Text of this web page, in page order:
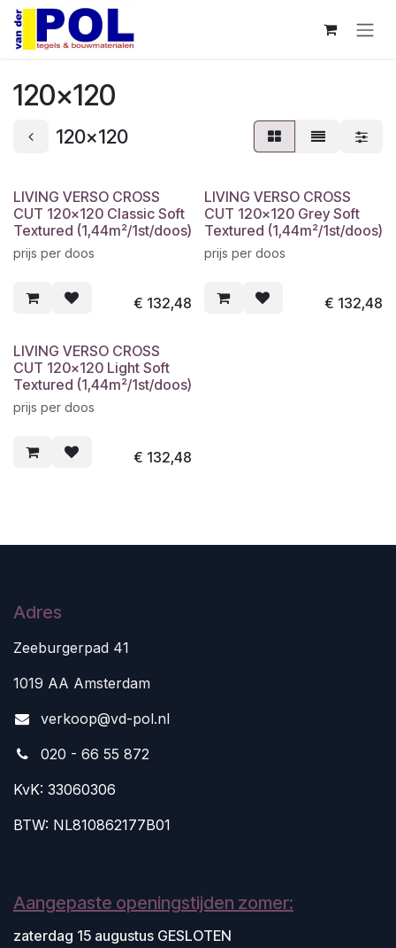
Overslaan naar inhoud
120x120
120x120
LIVING VERSO CROSS
CUT 120x120 Classic Soft
Textured (1,44m²/1st/doos)
prijs per doos
€ 132,48
LIVING VERSO CROSS
CUT 120x120 Grey Soft
Textured (1,44m²/1st/doos)
prijs per doos
€ 132,48
LIVING VERSO CROSS
CUT 120x120 Light Soft
Textured (1,44m²/1st/doos)
prijs per doos
€ 132,48
Adres
Zeeburgerpad 41
1019 AA Amsterdam
verkoop@vd-pol.nl
020 - 66 55 872
KvK: 33060306
BTW: NL810862177B01
Aangepaste openingstijden zomer:
zaterdag 15 augustus GESLOTEN